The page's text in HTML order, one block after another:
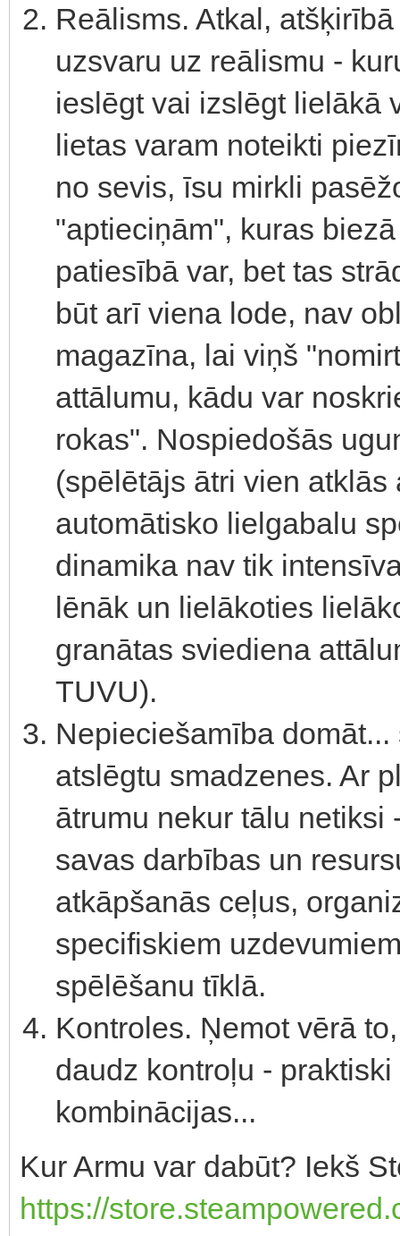
Reālisms. Atkal,
uzsvaru uz reālismu -
ieslēgt vai izslēgt lielākā
lietas varam noteikti
no sevis, īsu mirkli
"aptieciņām", kuras
patiesībā var, bet tas
būt arī viena lode, nav
magazīna, lai viņš
attālumu, kādu var
rokas". Nospiedošās
(spēlētājs ātri vien
automātisko lielgabalu
dinamika nav tik
lēnāk un lielākoties
granātas sviediena
TUVU).
Nepieciešamība
atslēgtu smadzenes. Ar
ātrumu nekur tālu netiksi
savas darbības un
atkāpšanās ceļus,
specifiskiem
spēlēšanu tīklā.
Kontroles. Ņemot vērā
daudz kontroļu -
kombinācijas...
Kur Armu var dabūt? Iekš
https://